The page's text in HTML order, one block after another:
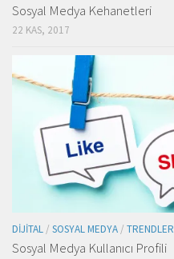
Sosyal Medya Kehanetleri
22 KAS, 2017
DIJITAL / SOSYAL MEDYA / TRENDLER
Sosyal Medya Kullanıcı Profili